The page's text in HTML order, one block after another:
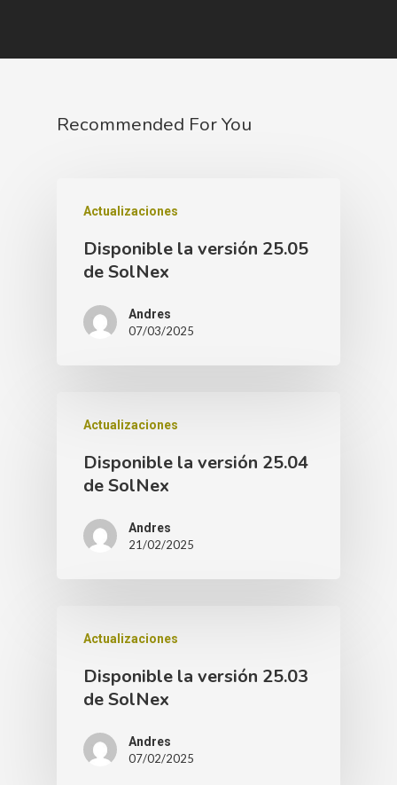
Recommended For You
Actualizaciones
Disponible la versión 25.05
de SolNex
Andres
07/03/2025
Actualizaciones
Disponible la versión 25.04
de SolNex
Andres
21/02/2025
Actualizaciones
Disponible la versión 25.03
de SolNex
Andres
07/02/2025